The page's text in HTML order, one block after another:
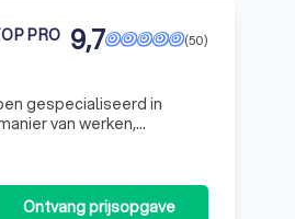
PRO (50)
9,7
gespecialiseerd in
van werken,
Ontvang prijsopgave